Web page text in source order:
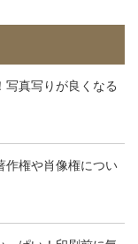
写真写りが良くなる
作権や肖像権につい